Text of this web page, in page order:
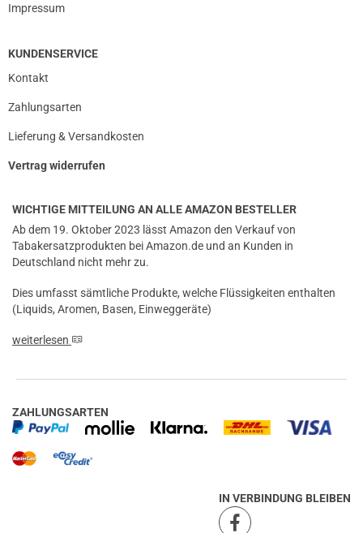
Impressum
KUNDENSERVICE
Kontakt
Zahlungsarten
Lieferung & Versandkosten
Vertrag widerrufen
WICHTIGE MITTEILUNG AN ALLE AMAZON BESTELLER
Ab dem 19. Oktober 2023 lässt Amazon den Verkauf von
Tabakersatzprodukten bei Amazon.de und an Kunden in
Deutschland nicht mehr zu.
Dies umfasst sämtliche Produkte, welche Flüssigkeiten enthalten
(Liquids, Aromen, Basen, Einweggeräte)
weiterlesen
ZAHLUNGSARTEN
IN VERBINDUNG BLEIBEN